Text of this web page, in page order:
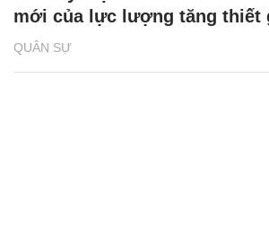
QUÂN SỰ
mới của lực lượng tăng thiết